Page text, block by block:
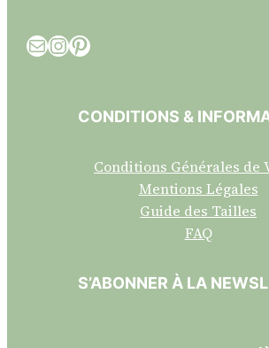
E-mail InstagramPinterest
CONDITIONS &
Conditions Générales de
Mentions Légales
Guide des Tailles
FAQ
S’ABONNER À LA